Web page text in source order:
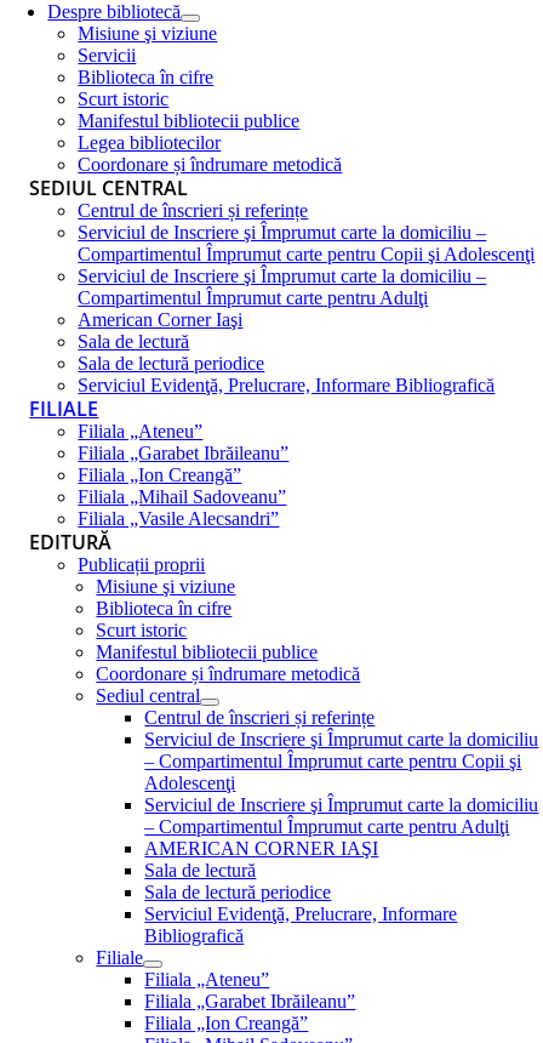
Despre bibliotecă
Misiune şi viziune
Servicii
Biblioteca în cifre
Scurt istoric
Manifestul bibliotecii publice
Legea bibliotecilor
Coordonare și îndrumare metodică
SEDIUL CENTRAL
Centrul de înscrieri și referințe
Serviciul de Inscriere şi Împrumut carte la domiciliu –
Compartimentul Împrumut carte pentru Copii şi Adolescenţi
Serviciul de Inscriere şi Împrumut carte la domiciliu –
Compartimentul Împrumut carte pentru Adulţi
American Corner Iaşi
Sala de lectură
Sala de lectură periodice
Serviciul Evidenţă, Prelucrare, Informare Bibliografică
FILIALE
Filiala „Ateneu”
Filiala „Garabet Ibrăileanu”
Filiala „Ion Creangă”
Filiala „Mihail Sadoveanu”
Filiala „Vasile Alecsandri”
EDITURĂ
Publicații proprii
Misiune şi viziune
Biblioteca în cifre
Scurt istoric
Manifestul bibliotecii publice
Coordonare și îndrumare metodică
Sediul central
Centrul de înscrieri și referințe
Serviciul de Inscriere şi Împrumut carte la domiciliu
– Compartimentul Împrumut carte pentru Copii şi
Adolescenţi
Serviciul de Inscriere şi Împrumut carte la domiciliu
– Compartimentul Împrumut carte pentru Adulţi
AMERICAN CORNER IAŞI
Sala de lectură
Sala de lectură periodice
Serviciul Evidenţă, Prelucrare, Informare
Bibliografică
Filiale
Filiala „Ateneu”
Filiala „Garabet Ibrăileanu”
Filiala „Ion Creangă”